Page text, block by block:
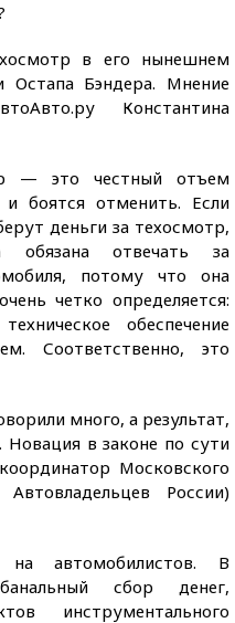
в его нынешнем
Остапа Бэндера. Мнение
Константина
— это честный отъем
боятся отменить. Если
деньги за техосмотр,
обязана отвечать за
потому что она
четко определяется:
обеспечение
Соответственно, это
много, а результат,
Новация в законе по сути
Московского
России)
на автомобилистов. В
сбор денег,
инструментального